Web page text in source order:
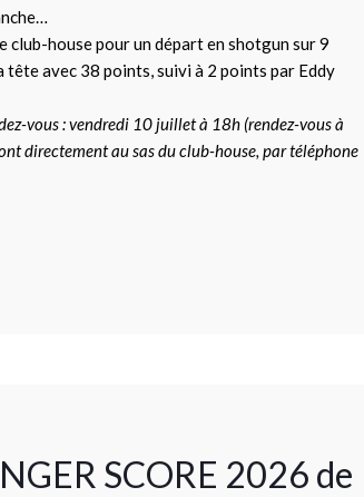
house pour un départ en shotgun sur 9
tête avec 38 points, suivi à 2 points par Eddy
vous : vendredi 10 juillet à 18h (rendez-vous à
directement au sas du club-house, par téléphone
SCORE 2026 de